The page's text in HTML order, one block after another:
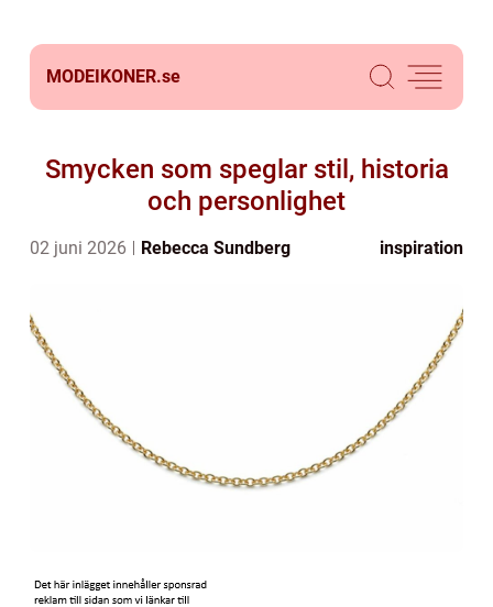
MODEIKONER.se
Smycken som speglar stil, historia
och personlighet
02 juni 2026 Rebecca Sundberg inspiration